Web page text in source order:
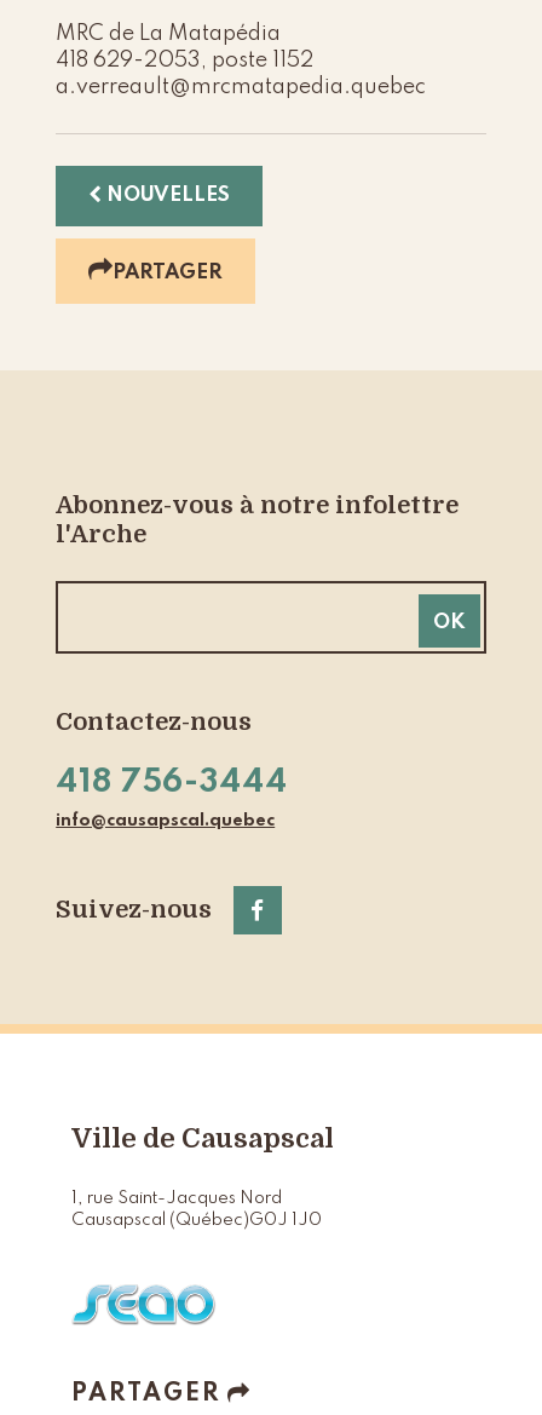
MRC de La Matapédia
418 629-2053, poste 1152
a.verreault@mrcmatapedia.quebec
NOUVELLES
PARTAGER
Abonnez-vous à notre infolettre
l'Arche
Contactez-nous
418 756-3444
info@causapscal.quebec
Suivez-nous
Ville de Causapscal
1, rue Saint-Jacques Nord
Causapscal (Québec)G0J 1J0
PARTAGER